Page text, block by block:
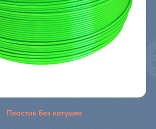
Пластик без катушек